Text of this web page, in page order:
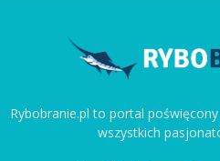
Rybobranie.pl to portal
wszystkich